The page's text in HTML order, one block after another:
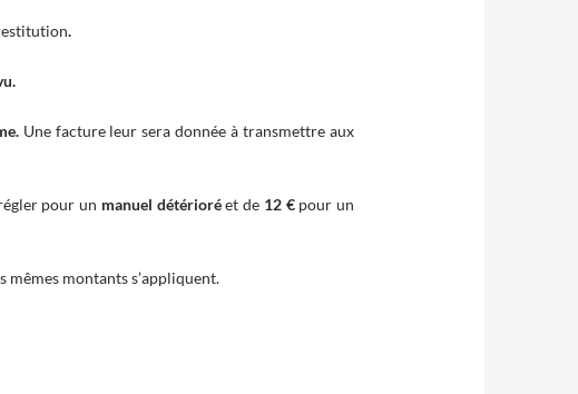
.
Une facture leur sera donnée à transmettre aux
pour un manuel détérioréet de 12 € pour un
montants s’appliquent.